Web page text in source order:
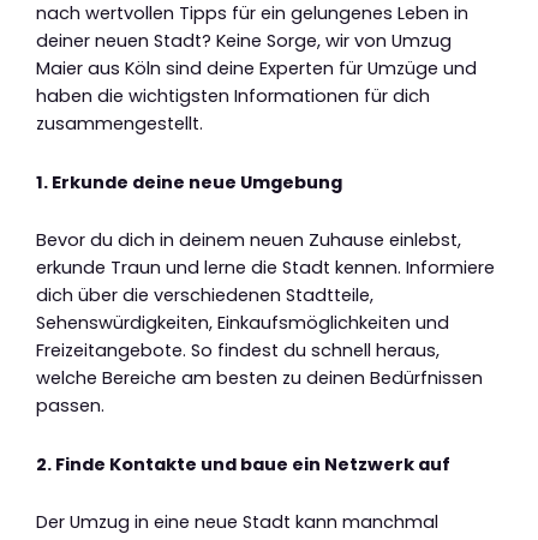
nach wertvollen Tipps für ein gelungenes Leben in
deiner neuen Stadt? Keine Sorge, wir von Umzug
Maier aus Köln sind deine Experten für Umzüge und
haben die wichtigsten Informationen für dich
zusammengestellt.
1. Erkunde deine neue Umgebung
Bevor du dich in deinem neuen Zuhause einlebst,
erkunde Traun und lerne die Stadt kennen. Informiere
dich über die verschiedenen Stadtteile,
Sehenswürdigkeiten, Einkaufsmöglichkeiten und
Freizeitangebote. So findest du schnell heraus,
welche Bereiche am besten zu deinen Bedürfnissen
passen.
2. Finde Kontakte und baue ein Netzwerk auf
Der Umzug in eine neue Stadt kann manchmal